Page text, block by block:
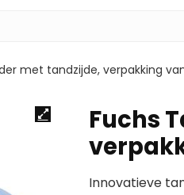
met tandzijde, verpakking
Fuchs
Innovatieve